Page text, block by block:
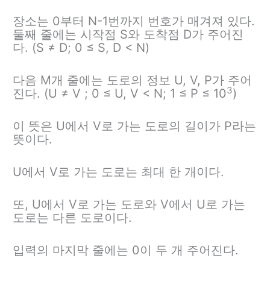
장소는 0부터 N-1번까지 번호가 매겨져 있다.
둘째 줄에는 시작점 S와 도착점 D가 주어진
다. (S ≠ D; 0 ≤ S, D < N)
다음 M개 줄에는 도로의 정보 U, V, P가 주어
진다. (U ≠ V ; 0 ≤ U, V < N; 1 ≤ P ≤ 103)
이 뜻은 U에서 V로 가는 도로의 길이가 P라는
뜻이다.
U에서 V로 가는 도로는 최대 한 개이다.
또, U에서 V로 가는 도로와 V에서 U로 가는
도로는 다른 도로이다.
입력의 마지막 줄에는 0이 두 개 주어진다.